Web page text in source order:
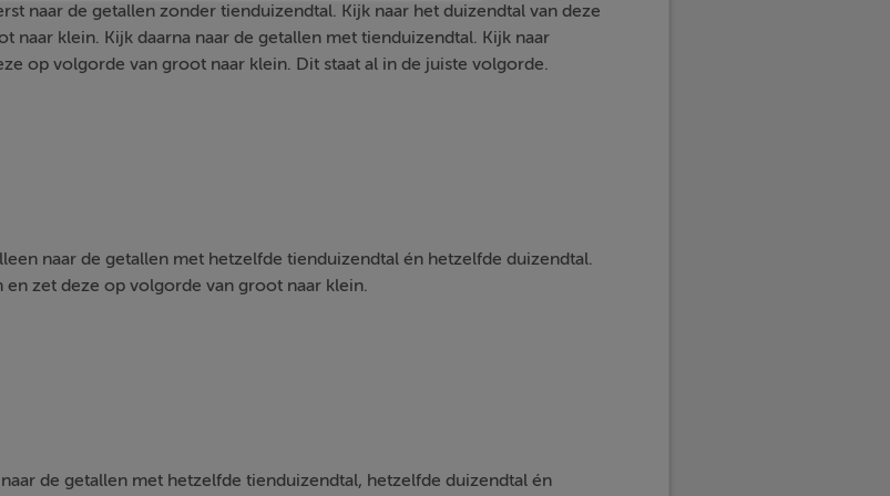
naar de getallen zonder tienduizendtal. Kijk naar het duizendtal van deze
naar klein. Kijk daarna naar de getallen met tienduizendtal. Kijk naar
op volgorde van groot naar klein. Dit staat al in de juiste volgorde.
naar de getallen met hetzelfde tienduizendtal én hetzelfde duizendtal.
zet deze op volgorde van groot naar klein.
de getallen met hetzelfde tienduizendtal, hetzelfde duizendtal én